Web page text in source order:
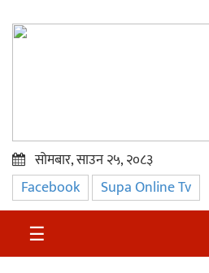
प्रमुख
समाचार
सुदुर
सोमबार, साउन २५, २०८३
Facebook Supa Online Tv
☰